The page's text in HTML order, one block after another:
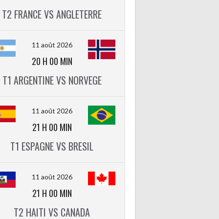
T2 FRANCE VS ANGLETERRE
11 août 2026
20 H 00 MIN
T1 ARGENTINE VS NORVEGE
11 août 2026
21 H 00 MIN
T1 ESPAGNE VS BRESIL
11 août 2026
21 H 00 MIN
T2 HAITI VS CANADA